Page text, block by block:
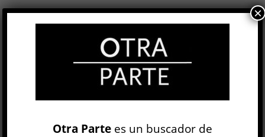
Telegram WhatsApp
CABALLOS CARRERAS HÍPICAS
Otra Partees un buscador de
×